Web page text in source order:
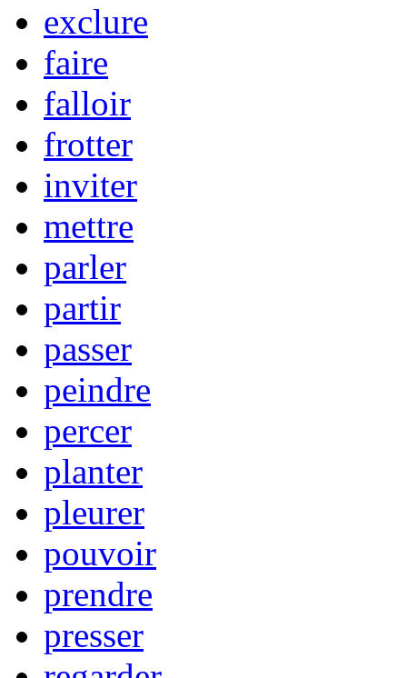
exclure
faire
falloir
frotter
inviter
mettre
parler
partir
passer
peindre
percer
planter
pleurer
pouvoir
prendre
presser